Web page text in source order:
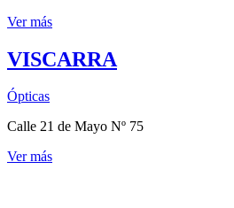
Ver más
VISCARRA
Ópticas
Calle 21 de Mayo Nº 75
Ver más